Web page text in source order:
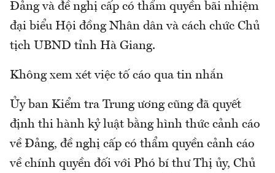
Đảng và đề nghị cấp có thẩm quyền bãi nhiệm
đại biểu Hội đồng Nhân dân và cách chức Chủ
tịch UBND tỉnh Hà Giang.
Không xem xét việc tố cáo qua tin nhắn
Ủy ban Kiểm tra Trung ương cũng đã quyết
định thi hành kỷ luật bằng hình thức cảnh cáo
về Đảng, đề nghị cấp có thẩm quyền cảnh cáo
về chính quyền đối với Phó bí thư Thị ủy, Chủ